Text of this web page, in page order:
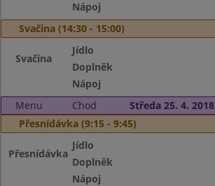
Nápoj
Svačina (14:30 - 15:00)
Svačina
Jídlo
Doplněk
Nápoj
Menu
Chod
Středa 25. 4. 2018
Přesnídávka (9:15 - 9:45)
Přesnídávka
Jídlo
Doplněk
Nápoj